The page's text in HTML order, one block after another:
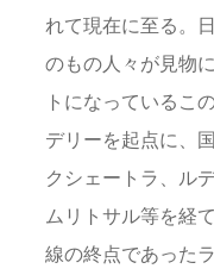
れて現在に至る。
のもの人々が見物
トになっているこ
デリーを起点に、
クシェートラ、ル
ムリトサル等を経
線の終点であった